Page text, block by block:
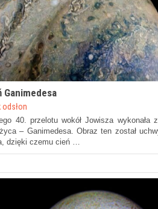
odsłon
40. przelotu wokół Jowisza wykonała
– Ganimedesa. Obraz ten został
dzięki czemu cień …